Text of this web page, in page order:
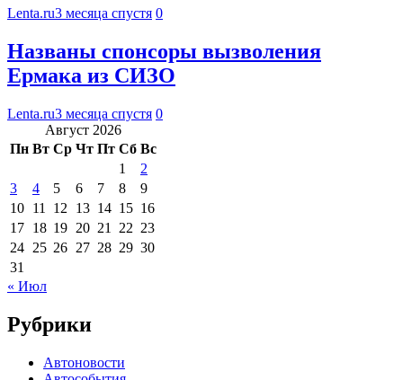
Lenta.ru3 месяца спустя 0
Названы спонсоры вызволения
Ермака из СИЗО
Lenta.ru3 месяца спустя 0
Август 2026
Пн Вт Ср Чт Пт Сб Вс
1
2
3
4 5 6 7 8
9
10 11 12 13 14 15 16
17 18 19 20 21 22 23
24 25 26 27 28 29 30
31
« Июл
Рубрики
Автоновости